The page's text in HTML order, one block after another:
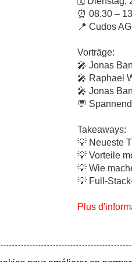
⏰ 08.30 –
📍 Cudos
Vorträge:
🎤 Jonas
🎤 Raphael
🎤 Jonas
💬
Takeaways:
💡 Neueste
💡 Vorteile
💡 Wie
💡 Full-
Plus